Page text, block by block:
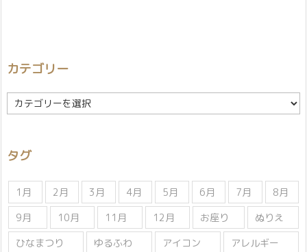
カテゴリー
カ
テ
ー
タグ
1月 2月 3月 4月 5月 6月 7月
8月
9月
10月 11月 12月 お座り
ぬりえ
ひなまつり
ゆるふわ アイコン
アレルギー